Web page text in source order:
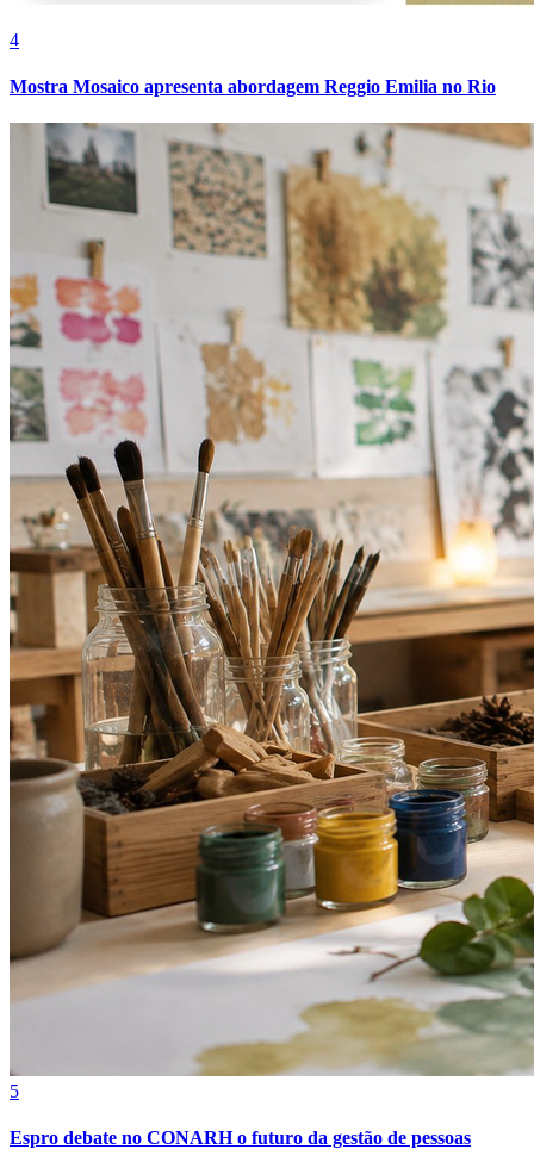
Bahia
Fortaleza
4
Mostra Mosaico apresenta abordagem Reggio Emilia no Rio
5
Espro debate no CONARH o futuro da gestão de pessoas